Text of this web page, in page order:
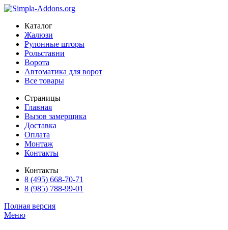
Каталог
Жалюзи
Рулонные шторы
Рольставни
Ворота
Автоматика для ворот
Все товары
Страницы
Главная
Вызов замерщика
Доставка
Оплата
Монтаж
Контакты
Контакты
8 (495) 668-70-71
8 (985) 788-99-01
Полная версия
Меню